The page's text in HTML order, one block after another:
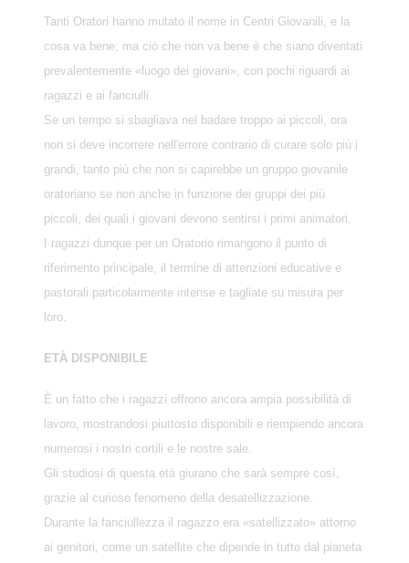
Tanti Oratori hanno mutato il nome in Centri Giovanili, e la
cosa va bene; ma ciò che non va bene è che siano diventati
prevalentemente «luogo dei giovani», con pochi riguardi ai
ragazzi e ai fanciulli.
Se un tempo si sbagliava nel badare troppo ai piccoli, ora
non si deve incorrere nell'errore contrario di curare solo più i
grandi, tanto più che non si capirebbe un gruppo giovanile
oratoriano se non anche in funzione dei gruppi dei più
piccoli, dei quali i giovani devono sentirsi i primi animatori.
I ragazzi dunque per un Oratorio rimangono il punto di
riferimento principale, il termine di attenzioni educative e
pastorali particolarmente intense e tagliate su misura per
loro.
ETÀ DISPONIBILE
È un fatto che i ragazzi offrono ancora ampia possibilità di
lavoro, mostrandosi piuttosto disponibili e riempiendo ancora
numerosi i nostri cortili e le nostre sale.
Gli studiosi di questa età giurano che sarà sempre così,
grazie al curioso fenomeno della desatellizzazione.
Durante la fanciullezza il ragazzo era «satellizzato» attorno
ai genitori, come un satellite che dipende in tutto dal pianeta